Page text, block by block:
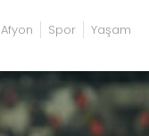
Afyon Spor Yaşam